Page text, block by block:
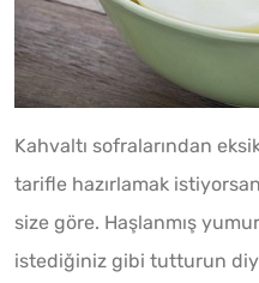
Kahvaltı sofralarından
tarifle hazırlamak
size göre. Haşlanmış
istediğiniz gibi tutturun